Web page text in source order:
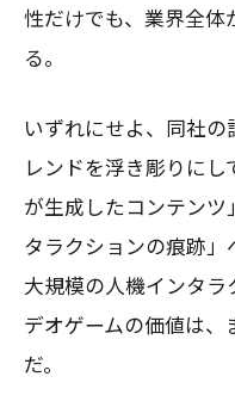
性だけでも、業界全体
る。
いずれにせよ、同社
レンドを浮き彫りに
が生成したコンテン
タラクションの痕跡」
大規模の人機インタ
デオゲームの価値は、
だ。